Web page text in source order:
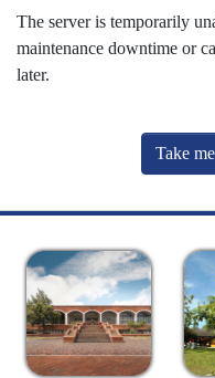
The server is temporarily
maintenance downtime or
later.
Take